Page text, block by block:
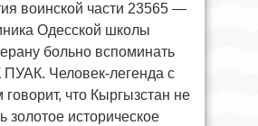
воинской части 23565 —
Одесской школы
больно вспоминать
ПУАК. Человек-легенда с
что Кыргызстан не
золотое историческое